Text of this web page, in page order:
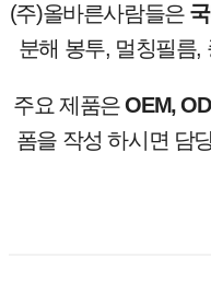
(주)올바른사람들은
분해 봉투, 멀칭필름,
주요 제품은OEM,
폼을 작성 하시면 담